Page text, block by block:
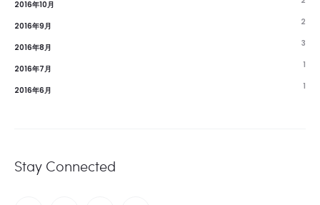
2016年10月
2016年9月 2
2016年8月 3
2016年7月 1
2016年6月 1
Stay Connected